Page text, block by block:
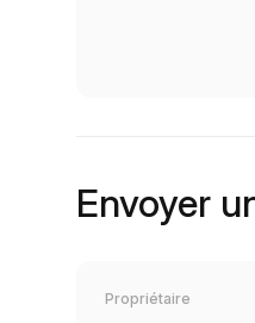
Envoyer
Propriétaire